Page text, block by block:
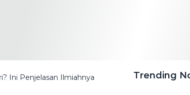
Ini Penjelasan Ilmiahnya Trending